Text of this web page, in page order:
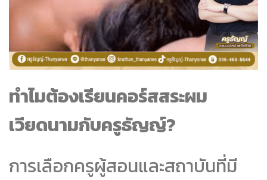
ทำไมต้องเรียนคอร์สสระผม
เวียดนามกับครูธัญญ์?
การเลือกครูผู้สอนและสถาบันที่มี